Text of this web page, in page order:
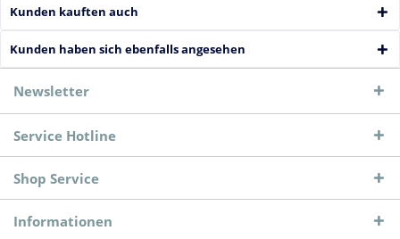
Kunden kauften auch
Kunden haben sich ebenfalls angesehen
Newsletter
Service Hotline
Shop Service
Informationen